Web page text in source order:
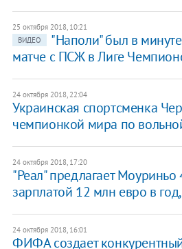
25 октября 2018, 10:21
ВИДЕО
"Наполи" был в
матче с ПСЖ в Лиге
24 октября 2018, 22:04
Украинская спортсменка
чемпионкой мира по
24 октября 2018, 17:20
"Реал" предлагает Моуриньо
зарплатой 12 млн евро в год,
24 октября 2018, 16:01
ФИФА создает